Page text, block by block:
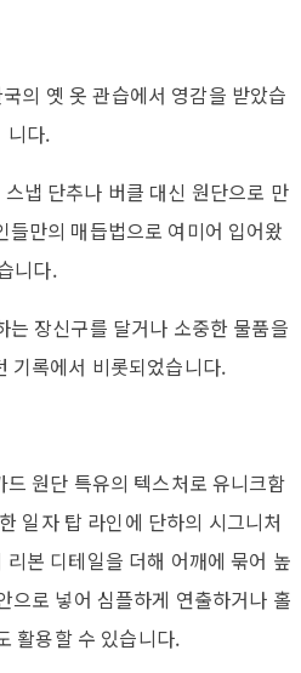
의 옛 옷 관습에서 영감을 받았습
니다.
냅 단추나 버클 대신 원단으로 만
만의 매듭법으로 여미어 입어왔
니다.
는 장신구를 달거나 소중한 물품을
기록에서 비롯되었습니다.
원단 특유의 텍스처로 유니크함
일자 탑 라인에 단하의 시그니처
본 디테일을 더해 어깨에 묶어 높
으로 넣어 심플하게 연출하거나 홀
활용할 수 있습니다.